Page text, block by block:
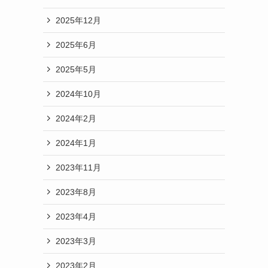
2025年12月
2025年6月
2025年5月
2024年10月
2024年2月
2024年1月
2023年11月
2023年8月
2023年4月
2023年3月
2023年2月